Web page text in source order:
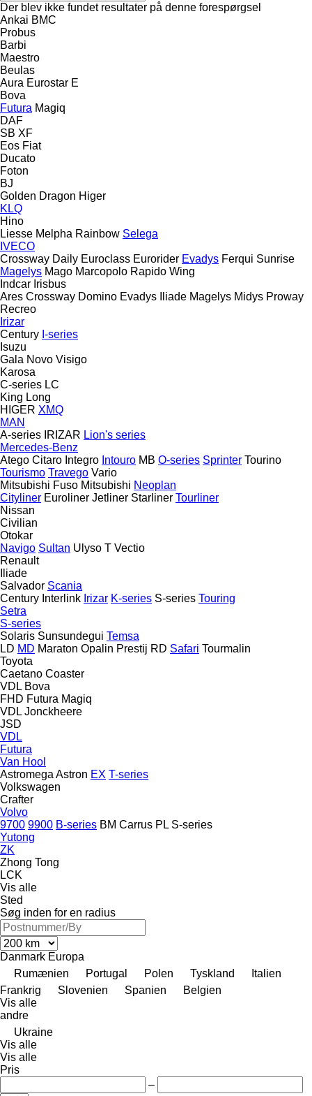
Der blev ikke fundet resultater på denne forespørgsel
Ankai BMC
Probus
Barbi
Maestro
Beulas
Aura Eurostar E
Bova
Futura Magiq
DAF
SB XF
Eos Fiat
Ducato
Foton
BJ
Golden Dragon Higer
KLQ
Hino
Liesse Melpha Rainbow Selega
IVECO
Crossway Daily Euroclass Eurorider Evadys Ferqui Sunrise
Magelys Mago Marcopolo Rapido Wing
Indcar Irisbus
Ares Crossway Domino Evadys Iliade Magelys Midys Proway
Recreo
Irizar
Century I-series
Isuzu
Gala Novo Visigo
Karosa
C-series LC
King Long
HIGER XMQ
MAN
A-series IRIZAR Lion's series
Mercedes-Benz
Atego Citaro Integro Intouro MB O-series Sprinter Tourino
Tourismo Travego Vario
Mitsubishi Fuso Mitsubishi Neoplan
Cityliner Euroliner Jetliner Starliner Tourliner
Nissan
Civilian
Otokar
Navigo Sultan Ulyso T Vectio
Renault
Iliade
Salvador Scania
Century Interlink Irizar K-series S-series Touring
Setra
S-series
Solaris Sunsundegui Temsa
LD MD Maraton Opalin Prestij RD Safari Tourmalin
Toyota
Caetano Coaster
VDL Bova
FHD Futura Magiq
VDL Jonckheere
JSD
VDL
Futura
Van Hool
Astromega Astron EX T-series
Volkswagen
Crafter
Volvo
9700 9900 B-series BM Carrus PL S-series
Yutong
ZK
Zhong Tong
LCK
Vis alle
Sted
Søg inden for en radius
Danmark Europa
Rumænien
Portugal Polen Tyskland
Italien
Frankrig
Slovenien Spanien
Belgien
Vis alle
andre
Ukraine
Vis alle
Vis alle
Pris
–